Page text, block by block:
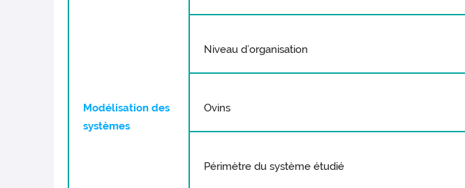
Modélisation des
systèmes
Niveau d’organisation
Ovins
Périmètre du système étudié